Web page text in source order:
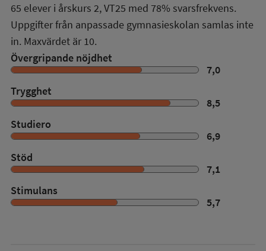
65 elever i årskurs 2,VT25 med 78% svarsfrekvens.
Uppgifter från anpassade gymnasieskolan samlas inte
in. Maxvärdet är 10.
Övergripande nöjdhet
7,0
Trygghet
8,5
Studiero
6,9
Stöd
7,1
Stimulans
5,7